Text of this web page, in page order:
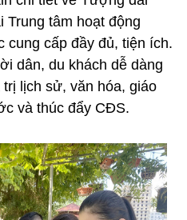
Trung tâm hoạt động
cung cấp đầy đủ, tiện ích.
dân, du khách dễ dàng
lịch sử, văn hóa, giáo
và thúc đẩy CĐS.